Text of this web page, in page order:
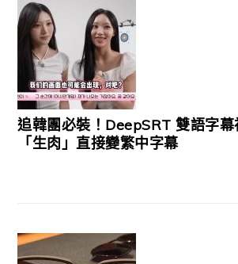
追韓團必裝！DeepSRT 雙語字幕
「生肉」直接變繁中字幕